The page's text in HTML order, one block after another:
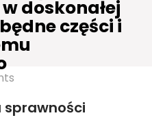
doskonałej
części i
sprawności